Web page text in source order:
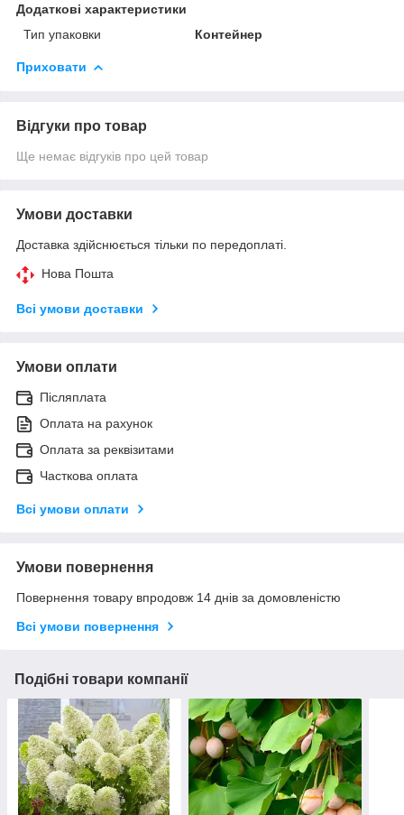
Додаткові характеристики
Тип упаковки
Контейнер
Приховати
Відгуки про товар
Ще немає відгуків про цей товар
Умови доставки
Доставка здійснюється тільки по передоплаті.
Нова Пошта
Всі умови доставки
Умови оплати
Післяплата
Оплата на рахунок
Оплата за реквізитами
Часткова оплата
Всі умови оплати
Умови повернення
Повернення товару впродовж 14 днів за домовленістю
Всі умови повернення
Подібні товари компанії